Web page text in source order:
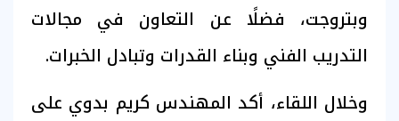
وبتروجت، فضلًا عن التعاون في مجالات
التدريب الفني وبناء القدرات وتبادل الخبرات.
وخلال اللقاء، أكد المهندس كريم بدوي على